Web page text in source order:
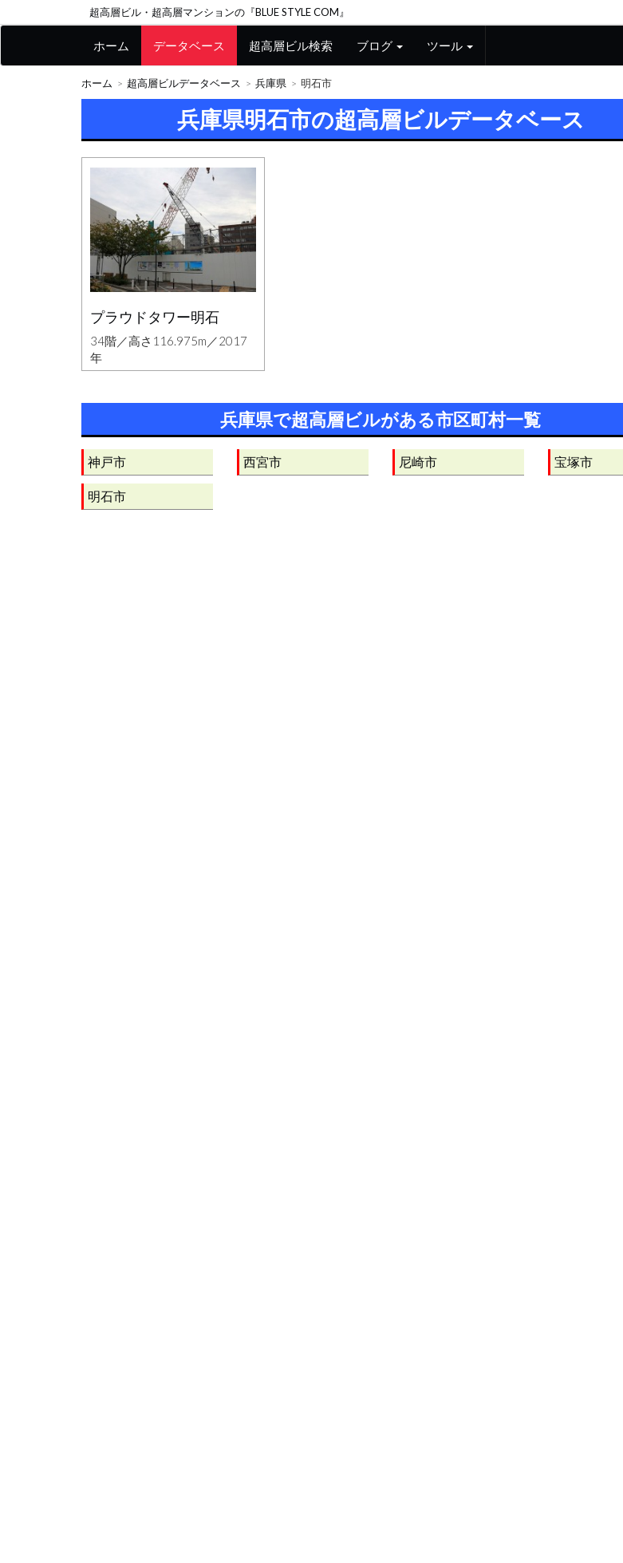
超高層ビル・超高層マンションの『BLUE STYLE COM』
ホーム データベース 超高層ビル検索 ブログ ツール
ホーム 超高層ビルデータベース 兵庫県 明石市
兵庫県明石市の超高層ビルデータベース
プラウドタワー明石
34階／高さ116.975m／2017
年
兵庫県で超高層ビルがある市区町村一覧
神戸市 西宮市 尼崎市 宝塚市
明石市